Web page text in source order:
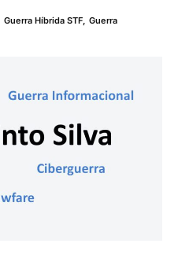
Guerra Híbrida STF, Guerra